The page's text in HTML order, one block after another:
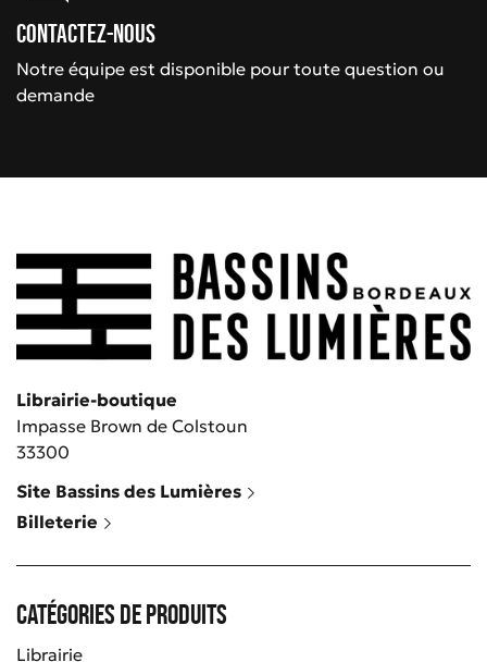
Contactez-nous
Notre équipe est disponible pour toute question ou
demande
Librairie-boutique
Impasse Brown de Colstoun
33300
Site Bassins des Lumières
Billeterie
Catégories de produits
Librairie